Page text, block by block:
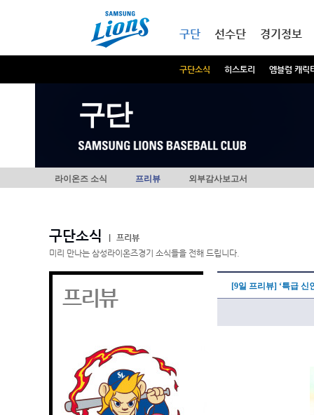
구단
구단소식 히스토리 엠블럼 캐릭
선수단 경기정보
구단
라이온즈 소식 프리뷰 외부감사보고서
구단소식
프리뷰
미리 만나는 삼성라이온즈경기 소식들을 전해 드립니다.
프리뷰 [9일 프리뷰] ‘특급 신